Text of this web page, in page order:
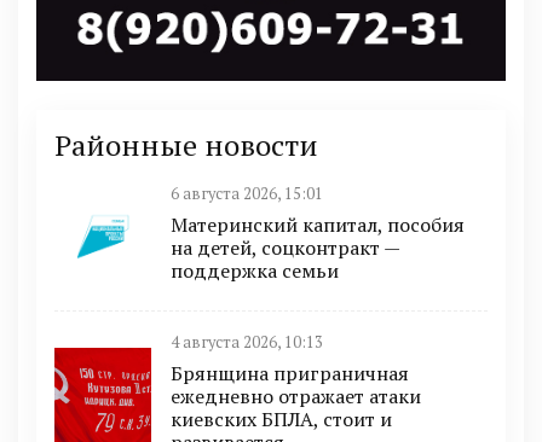
Районные новости
6 августа 2026, 15:01
Материнский капитал, пособия
на детей, соцконтракт —
поддержка семьи
4 августа 2026, 10:13
Брянщина приграничная
ежедневно отражает атаки
киевских БПЛА, стоит и